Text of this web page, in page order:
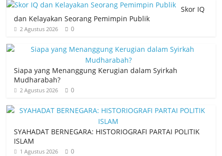
Skor IQ
dan Kelayakan Seorang Pemimpin Publik
2 Agustus 2026 0
Siapa yang Menanggung Kerugian dalam Syirkah
Mudharabah?
2 Agustus 2026 0
SYAHADAT BERNEGARA: HISTORIOGRAFI PARTAI POLITIK
ISLAM
1 Agustus 2026 0